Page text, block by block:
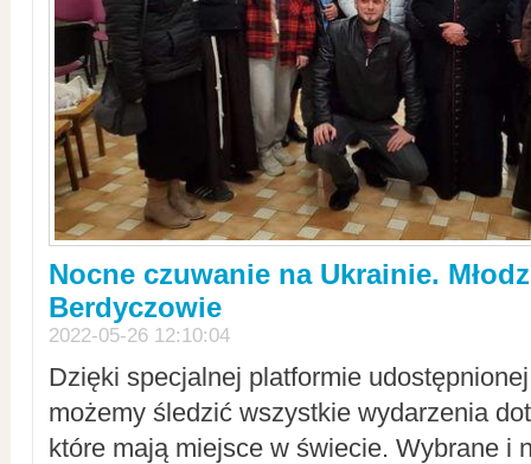
Nocne czuwanie na Ukrainie.
Berdyczowie
2022-05-26 12:10:04
Dzięki specjalnej platformie
możemy śledzić wszystkie wydarzenia
które mają miejsce w świecie. Wybrane i